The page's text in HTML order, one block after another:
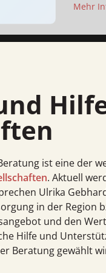
Mehr
ist eine der
. Aktuell
Ulrika
in der Region
und den
Hilfe und
Beratung gewählt